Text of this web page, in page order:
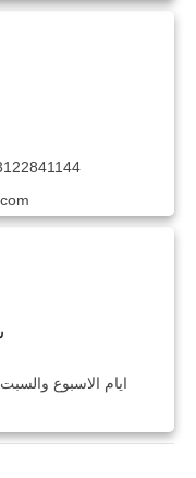
ايام الاسبوع والسبت :من 09:00 صباحا